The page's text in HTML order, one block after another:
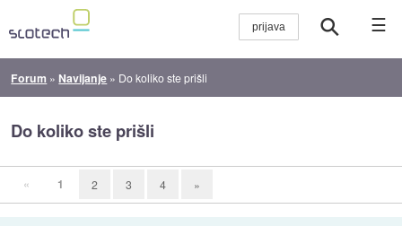
☰
Forum » Navijanje » Do koliko ste prišli
Do koliko ste prišli
« 1 2 3 4 »